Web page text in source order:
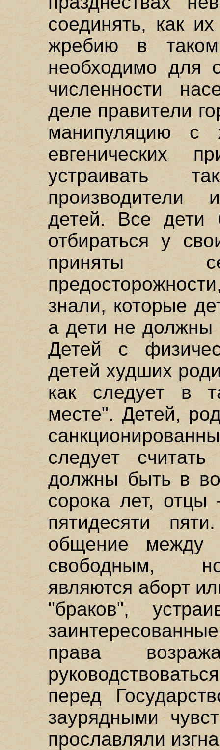
соединять, как
жребию в таком
необходимо для
численности
деле правители
манипуляцию с
евгенических
устраивать
детей. Все дети
отбираться у
приняты
знали, которые
а дети не должны
Детей с
детей худших
как следует в
месте". Детей,
следует
должны быть в
сорока лет,
пятидесяти
общение между
свободным,
являются аборт
"браков",
права
перед
заурядными
прославляли